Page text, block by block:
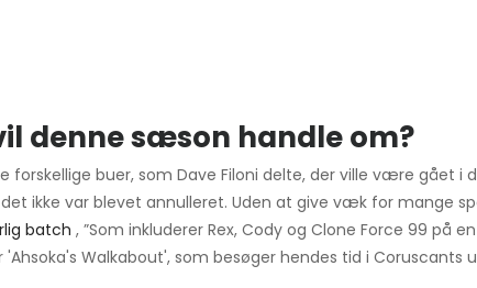
denne sæson handle om?
forskellige buer, som Dave Filoni delte, der ville være gået
ikke var blevet annulleret. Uden at give væk for mange
batch , ”Som inkluderer Rex, Cody og Clone Force 99 på
'Ahsoka's Walkabout', som besøger hendes tid i Coruscants